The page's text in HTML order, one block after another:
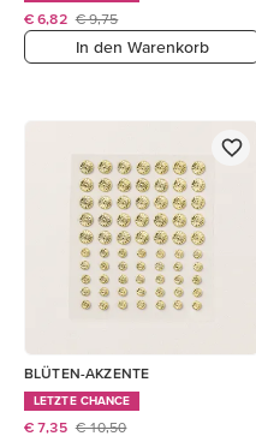
€ 6,82 € 9,75
In den Warenkorb
BLÜTEN-AKZENTE
LETZTE CHANCE
€ 7,35 € 10,50